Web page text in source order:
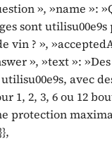
», »name »:
sont
vin ? »,
», »text »:
avec
1, 2, 3, 6 ou 12
protection